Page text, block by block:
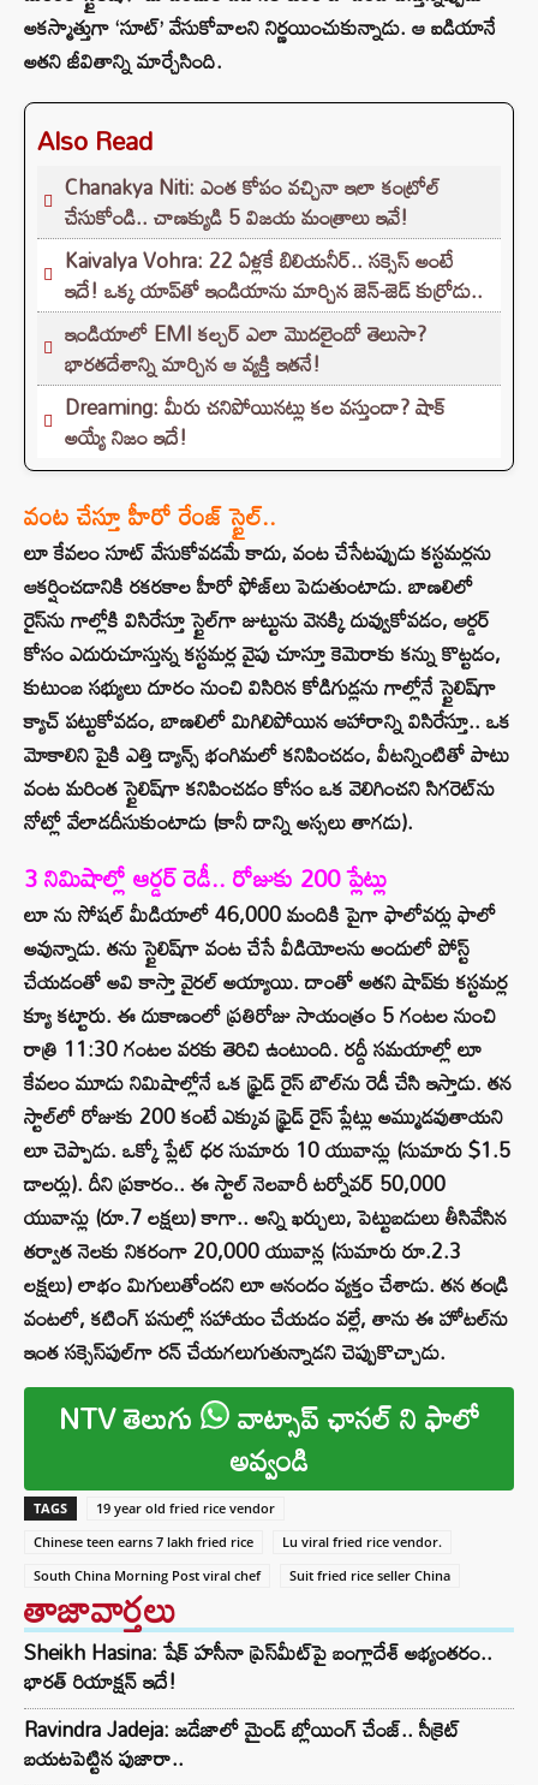
అకస్మాత్తుగా ‘సూట్’ వేసుకోవాలని నిర్ణయించుకున్నాడు. ఆ ఐడియానే
అతని జీవితాన్ని మార్చేసింది.
Also Read
Chanakya Niti: ఎంత కోపం వచ్చినా ఇలా కంట్రోల్
చేసుకోండి.. చాణక్యుడి 5 విజయ మంత్రాలు ఇవే!
Kaivalya Vohra: 22 ఏళ్లకే బిలియనీర్.. సక్సెస్ అంటే
ఇదే! ఒక్క యాప్‌తో ఇండియాను మార్చిన జెన్-జెడ్ కుర్రోడు..
ఇండియాలో EMI కల్చర్ ఎలా మొదలైందో తెలుసా?
భారతదేశాన్ని మార్చిన ఆ వ్యక్తి ఇతనే!
Dreaming: మీరు చనిపోయినట్లు కల వస్తుందా? షాక్
అయ్యే నిజం ఇదే!
వంట చేస్తూ హీరో రేంజ్ స్టైల్..
లూ కేవలం సూట్ వేసుకోవడమే కాదు, వంట చేసేటప్పుడు కస్టమర్లను
ఆకర్షించడానికి రకరకాల హీరో ఫోజ్‌లు పెడుతుంటాడు. బాణలిలో
రైస్‌ను గాల్లోకి విసిరేస్తూ స్టైల్‌గా జుట్టును వెనక్కి దువ్వుకోవడం, ఆర్డర్
కోసం ఎదురుచూస్తున్న కస్టమర్ల వైపు చూస్తూ కెమెరాకు కన్ను కొట్టడం,
కుటుంబ సభ్యులు దూరం నుంచి విసిరిన కోడిగుడ్లను గాల్లోనే స్టైలిష్‌గా
క్యాచ్ పట్టుకోవడం, బాణలిలో మిగిలిపోయిన ఆహారాన్ని విసిరేస్తూ.. ఒక
మోకాలిని పైకి ఎత్తి డ్యాన్స్ భంగిమలో కనిపించడం, వీటన్నింటితో పాటు
వంట మరింత స్టైలిష్‌గా కనిపించడం కోసం ఒక వెలిగించని సిగరెట్‌ను
నోట్లో వేలాడదీసుకుంటాడు (కానీ దాన్ని అస్సలు తాగడు).
3 నిమిషాల్లో ఆర్డర్ రెడీ.. రోజుకు 200 ప్లేట్లు
లూ ను సోషల్ మీడియాలో 46,000 మందికి పైగా ఫాలోవర్లు ఫాలో
అవున్నాడు. తను స్టైలిష్‌గా వంట చేసే వీడియోలను అందులో పోస్ట్
చేయడంతో అవి కాస్తా వైరల్ అయ్యాయి. దాంతో అతని షాప్‌కు కస్టమర్ల
క్యూ కట్టారు. ఈ దుకాణంలో ప్రతిరోజు సాయంత్రం 5 గంటల నుంచి
రాత్రి 11:30 గంటల వరకు తెరిచి ఉంటుంది. రద్దీ సమయాల్లో లూ
కేవలం మూడు నిమిషాల్లోనే ఒక ఫ్రైడ్ రైస్ బౌల్‌ను రెడీ చేసి ఇస్తాడు. తన
స్టాల్‌లో రోజుకు 200 కంటే ఎక్కువ ఫ్రైడ్ రైస్ ప్లేట్లు అమ్ముడవుతాయని
లూ చెప్పాడు. ఒక్కో ప్లేట్ ధర సుమారు 10 యువాన్లు (సుమారు $1.5
డాలర్లు). దీని ప్రకారం.. ఈ స్టాల్ నెలవారీ టర్నోవర్ 50,000
యువాన్లు (రూ.7 లక్షలు) కాగా.. అన్ని ఖర్చులు, పెట్టుబడులు తీసివేసిన
తర్వాత నెలకు నికరంగా 20,000 యువాన్ల (సుమారు రూ.2.3
లక్షలు) లాభం మిగులుతోందని లూ ఆనందం వ్యక్తం చేశాడు. తన తండ్రి
వంటలో, కటింగ్ పనుల్లో సహాయం చేయడం వల్లే, తాను ఈ హోటల్‌ను
ఇంత సక్సెస్‌పుల్‌గా రన్ చేయగలుగుతున్నాడని చెప్పుకొచ్చాడు.
NTV తెలుగు వాట్సాప్ ఛానల్ ని ఫాలో
అవ్వండి
TAGS
19 year old fried rice vendor
Chinese teen earns 7 lakh fried rice
Lu viral fried rice vendor.
South China Morning Post viral chef
Suit fried rice seller China
తాజావార్తలు
Sheikh Hasina: షేక్ హసీనా ప్రెస్‌మీట్‌పై బంగ్లాదేశ్ అభ్యంతరం..
భారత్ రియాక్షన్ ఇదే!
Ravindra Jadeja: జడేజాలో మైండ్ బ్లోయింగ్ చేంజ్.. సీక్రెట్
బయటపెట్టిన పుజారా..